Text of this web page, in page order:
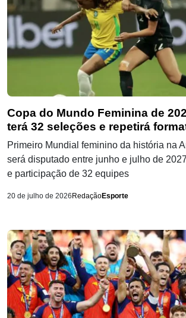
Copa do Mundo Feminina de
terá 32 seleções e repetirá
Primeiro Mundial feminino da história na
será disputado entre junho e julho de
e participação de 32 equipes
20 de julho de 2026 RedaçãoEsporte